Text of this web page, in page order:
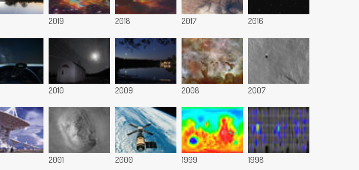
2019 2018 2017 2016
2010 2009 2008 2007
2001 2000 1999 1998